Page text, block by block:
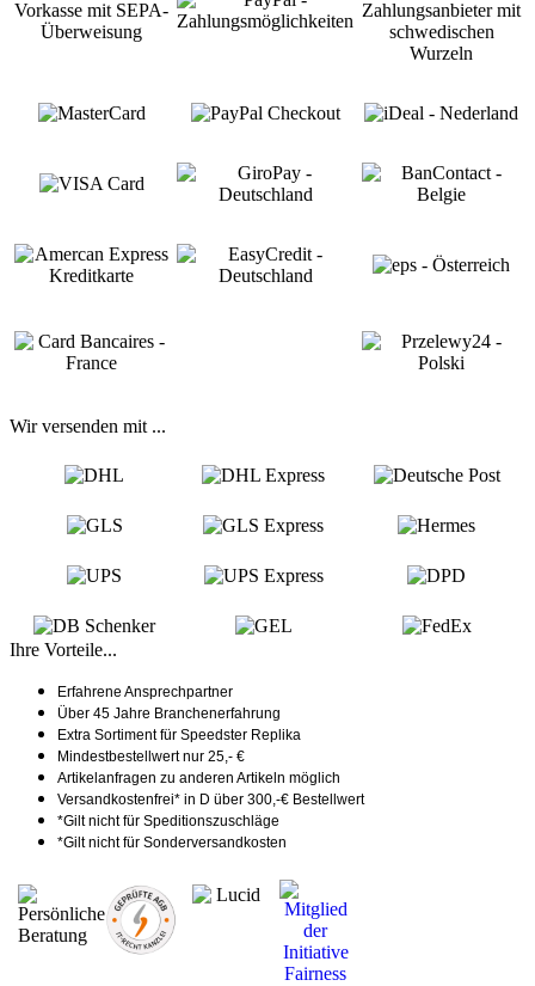
Wir versenden mit ...
Ihre Vorteile...
Erfahrene Ansprechpartner
Über 45 Jahre Branchenerfahrung
Extra Sortiment für Speedster Replika
Mindestbestellwert nur 25,- €
Artikelanfragen zu anderen Artikeln möglich
Versandkostenfrei* in D über 300,-€ Bestellwert
*Gilt nicht für Speditionszuschläge
*Gilt nicht für Sonderversandkosten